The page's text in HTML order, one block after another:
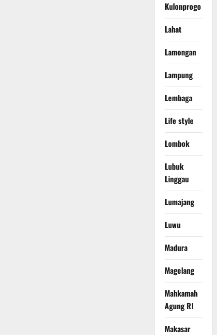
Kulonprogo
Lahat
Lamongan
Lampung
Lembaga
Life style
Lombok
Lubuk
Linggau
Lumajang
Luwu
Madura
Magelang
Mahkamah
Agung RI
Makasar